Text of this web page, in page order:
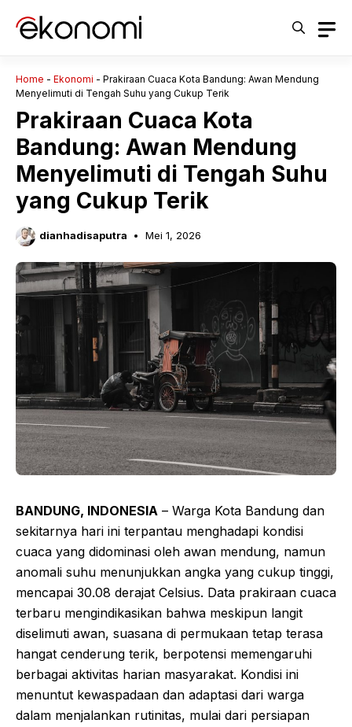
Home - Ekonomi - Prakiraan Cuaca Kota Bandung: Awan Mendung
Menyelimuti di Tengah Suhu yang Cukup Terik
Prakiraan Cuaca Kota
Bandung: Awan Mendung
Menyelimuti di Tengah Suhu
yang Cukup Terik
dianhadisaputra Mei 1, 2026
BANDUNG, INDONESIA – Warga Kota Bandung dan
sekitarnya hari ini terpantau menghadapi kondisi
cuaca yang didominasi oleh awan mendung, namun
anomali suhu menunjukkan angka yang cukup tinggi,
mencapai 30.08 derajat Celsius. Data prakiraan cuaca
terbaru mengindikasikan bahwa meskipun langit
diselimuti awan, suasana di permukaan tetap terasa
hangat cenderung terik, berpotensi memengaruhi
berbagai aktivitas harian masyarakat. Kondisi ini
menuntut kewaspadaan dan adaptasi dari warga
dalam menjalankan rutinitas, mulai dari persiapan